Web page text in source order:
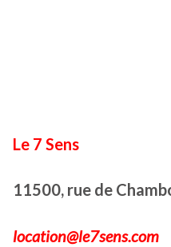
Le 7 Sens
11500, rue de
location@le7sens.com